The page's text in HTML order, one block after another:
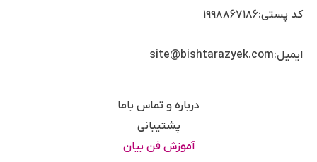
کد پستی:۱۹۹۸۸۶۷۱۸۶
ایمیل:site@bishtarazyek.com
درباره و تماس باما
پشتیبانی
آموزش فن بیان